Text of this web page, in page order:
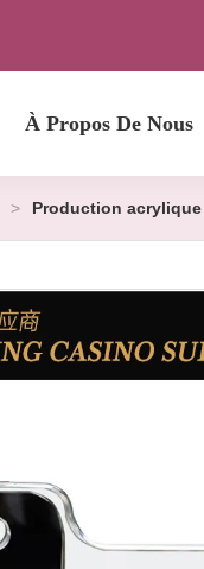
À Propos De Nous
> Production